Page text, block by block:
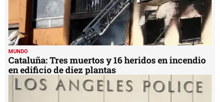
MUNDO
Cataluña: Tres muertos y 16 heridos en incendio
en edificio de diez plantas